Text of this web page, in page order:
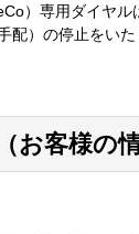
）専用ダイヤ
配）の停止をい
お客様の